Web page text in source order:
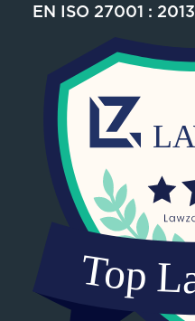
EN ISO 27001 : 2013